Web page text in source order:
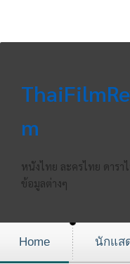
m
หนังไทย ละครไทย ดาร
ข้อมูลต่างๆ
Home นักแส